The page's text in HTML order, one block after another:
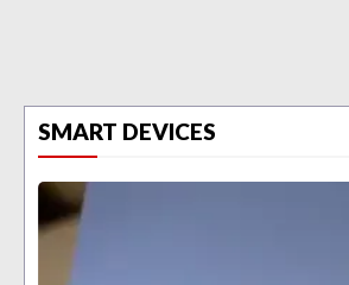
SMART DEVICES